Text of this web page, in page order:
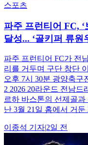
스포츠
파주 프런티어 FC,
달성... ‘골키퍼 류원
파주 프런티어 FC가 전
리를 거두며 구단 창단
오후 7시 30분 광양축
2 2026 20라운드 전남
르하 바스톤의 선제골과
난 3월 21일 홈에서 거둔
이종석 기자|2일 전